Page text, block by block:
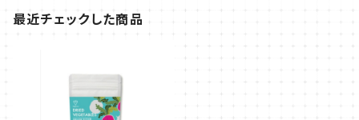
最近チェックした商品